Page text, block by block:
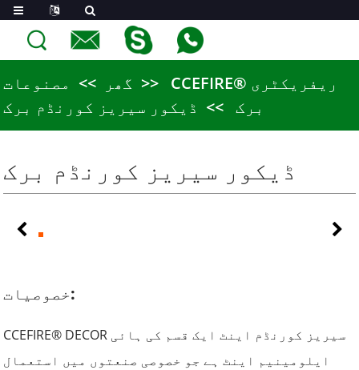
گھر مصنوعات
CCEFIRE® ریفریکٹری
برک
ڈیکور سیریز کورنڈم برک
ڈیکور سیریز کورنڈم برک
خصوصیات:
CCEFIRE® DECOR سیریز کورنڈم اینٹ ایک قسم کی ہائی
ایلومینیم اینٹ ہے جو خصوصی صنعتوں میں استعمال